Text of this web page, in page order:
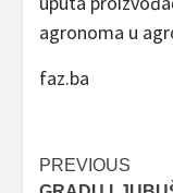
agronoma u
faz.ba
Post
PREVIOUS